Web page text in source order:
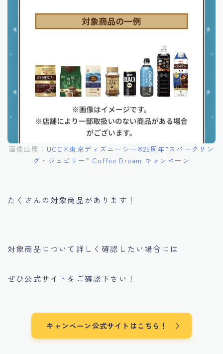
画像出展： UCC×東京ディズニーシー®︎25周年”スパークリン
グ・ジュビリー” Coffee Dream キャンペーン
たくさんの対象商品があります！
対象商品について詳しく確認したい場合には
ぜひ公式サイトをご確認下さい！
キャンペーン公式サイトはこちら！